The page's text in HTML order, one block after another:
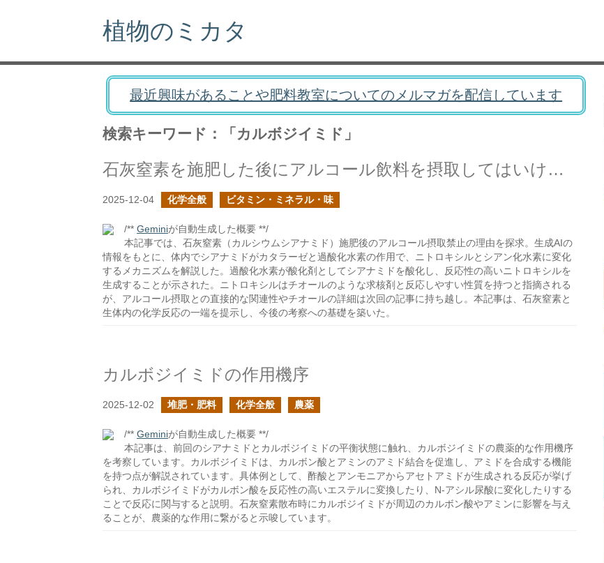
植物のミカタ
最近興味があることや肥料教室についてのメルマガを配信しています
検索キーワード：「カルボジイミド」
石灰窒素を施肥した後にアルコール飲料を摂取してはいけないのか？
2025-12-04 化学全般 ビタミン・ミネラル・味
/** Geminiが自動生成した概要 **/
本記事では、石灰窒素（カルシウムシアナミド）施肥後のアルコール摂取禁止の理由を探求。生成AIの
情報をもとに、体内でシアナミドがカタラーゼと過酸化水素の作用で、ニトロキシルとシアン化水素に変化
するメカニズムを解説した。過酸化水素が酸化剤としてシアナミドを酸化し、反応性の高いニトロキシルを
生成することが示された。ニトロキシルはチオールのような求核剤と反応しやすい性質を持つと指摘される
が、アルコール摂取との直接的な関連性やチオールの詳細は次回の記事に持ち越し。本記事は、石灰窒素と
生体内の化学反応の一端を提示し、今後の考察への基礎を築いた。
カルボジイミドの作用機序
2025-12-02 堆肥・肥料 化学全般 農薬
/** Geminiが自動生成した概要 **/
本記事は、前回のシアナミドとカルボジイミドの平衡状態に触れ、カルボジイミドの農薬的な作用機序
を考察しています。カルボジイミドは、カルボン酸とアミンのアミド結合を促進し、アミドを合成する機能
を持つ点が解説されています。具体例として、酢酸とアンモニアからアセトアミドが生成される反応が挙げ
られ、カルボジイミドがカルボン酸を反応性の高いエステルに変換したり、N-アシル尿酸に変化したりする
ことで反応に関与すると説明。石灰窒素散布時にカルボジイミドが周辺のカルボン酸やアミンに影響を与え
ることが、農薬的な作用に繋がると示唆しています。